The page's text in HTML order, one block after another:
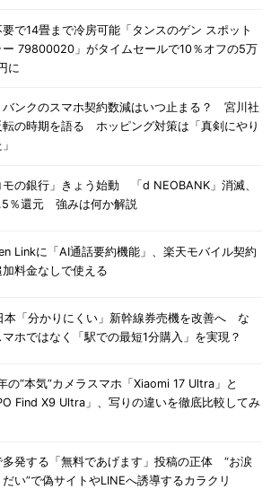
要で14畳まで冷房可能「タンスのゲン スポット
ー 79800020」がタイムセールで10％オフの5万
に
バンクのスマホ契約数減はいつ止まる？ 宮川社
転の時期を語る ホッピング対策は「真剣にやり
モの銀行」きょう始動 「d NEOBANK」消滅、
％還元 強みは何か解説
Linkに「AI通話要約機能」、楽天モバイル契約
料金なしで使える
本「分かりにくい」新幹線券売機を改善へ な
ホではなく「駅での最短1分購入」を実現？
の“本気”カメラスマホ「Xiaomi 17 Ultra」と
Find X9 Ultra」、写りの違いを徹底比較してみ
多発する「無料であげます」投稿の正体 “お涙
だい”で偽サイトやLINEへ誘導するカラクリ